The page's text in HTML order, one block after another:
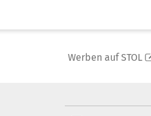
Werben auf STOL